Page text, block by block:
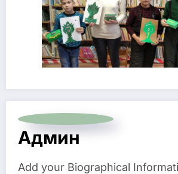
Админ
Add your Biographical